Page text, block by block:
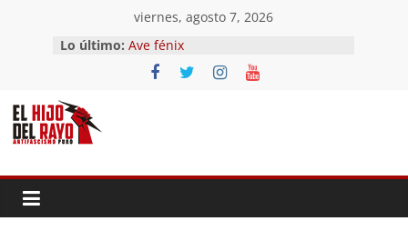
contenido
viernes, agosto 7, 2026
Lo último: Ave fénix
¿Dios no existe?
First Time